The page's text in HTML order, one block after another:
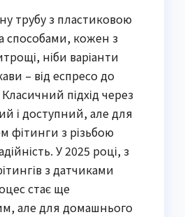
трубу з пластиковою
способами, кожен з
ніби варіанти
– від еспресо до
підхід через
і доступний, але для
фітинги з різьбою
У 2025 році, з
з датчиками
стає ще
але для домашнього